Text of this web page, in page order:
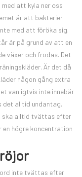
att kyla ner oss
är att bakterier
med att föröka sig.
är på grund av att en
växer och frodas. Det
Är det då
någon gång extra
vanligtvis inte innebär
det alltid undantag.
ska alltid tvättas efter
högre koncentration
ord inte tvättas efter